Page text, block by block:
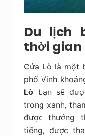
Du lịch
thời gian
Cửa Lò là một
phố Vinh
Lò bạn sẽ
trong xanh,
được thưởng
tiếng, được